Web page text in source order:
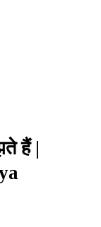
हैं |